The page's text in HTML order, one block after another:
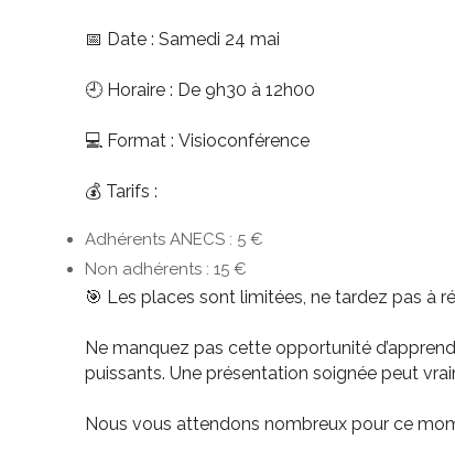
📅 Date : Samedi 24 mai
🕘 Horaire : De 9h30 à 12h00
💻 Format : Visioconférence
💰 Tarifs :
Adhérents ANECS : 5 €
Non adhérents : 15 €
🎯 Les places sont limitées, ne tardez pas à
Ne manquez pas cette opportunité
puissants. Une présentation soignée peut
Nous vous attendons nombreux pour ce